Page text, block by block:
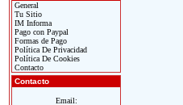
General
Tu Sitio
IM Informa
Pago con Paypal
Formas de Pago
Política De Privacidad
Política De Cookies
Contacto
Contacto
Email: